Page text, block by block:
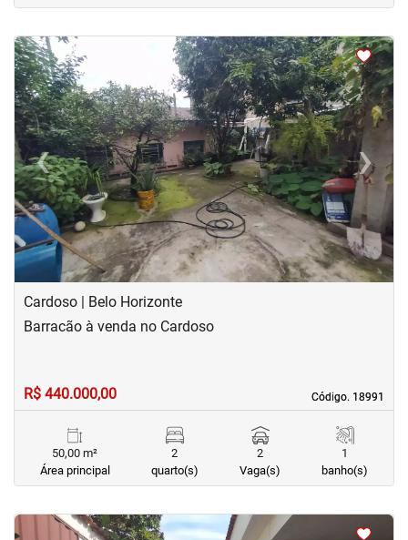
<<<<
‹Previous ›Next
Cardoso | Belo Horizonte
Código. 18991
Código. 18991
Barracão à venda no Cardoso
R$ 440.000,00
50,00 m²
Área principal
2
quarto(s)
2
Vaga(s)
1
banho(s)
< <